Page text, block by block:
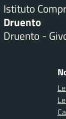
Istituto
Druento
Druento -